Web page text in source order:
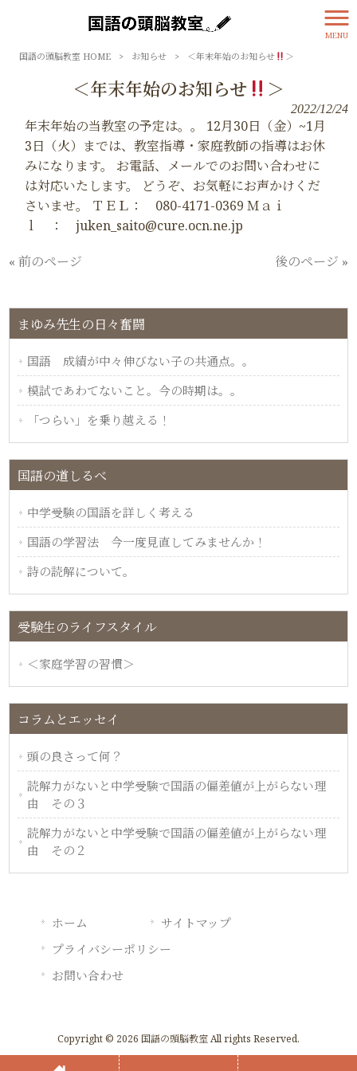
MENU
国語の頭脳教室 HOME > お知らせ > ＜年末年始のお知らせ ＞
＜年末年始のお知らせ ＞
2022/12/24
年末年始の当教室の予定は。。 12月30日（金）~1月
3日（火）までは、教室指導・家庭教師の指導はお休
みになります。 お電話、メールでのお問い合わせに
は対応いたします。 どうぞ、お気軽にお声かけくだ
さいませ。 ＴＥＬ： 080-4171-0369 Ｍａｉ
ｌ ： juken_saito@cure.ocn.ne.jp
« 前のページ 後のページ »
まゆみ先生の日々奮闘
国語 成績が中々伸びない子の共通点。。
模試であわてないこと。今の時期は。。
「つらい」を乗り越える！
国語の道しるべ
中学受験の国語を詳しく考える
国語の学習法 今一度見直してみませんか！
詩の読解について。
受験生のライフスタイル
＜家庭学習の習慣＞
コラムとエッセイ
頭の良さって何？
読解力がないと中学受験で国語の偏差値が上がらない理
由 その３
読解力がないと中学受験で国語の偏差値が上がらない理
由 その２
ホーム
サイトマップ
プライバシーポリシー
お問い合わせ
Copyright © 2026 国語の頭脳教室 All rights Reserved.